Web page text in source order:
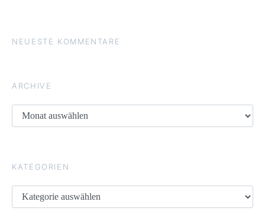
NEUESTE KOMMENTARE
ARCHIVE
KATEGORIEN